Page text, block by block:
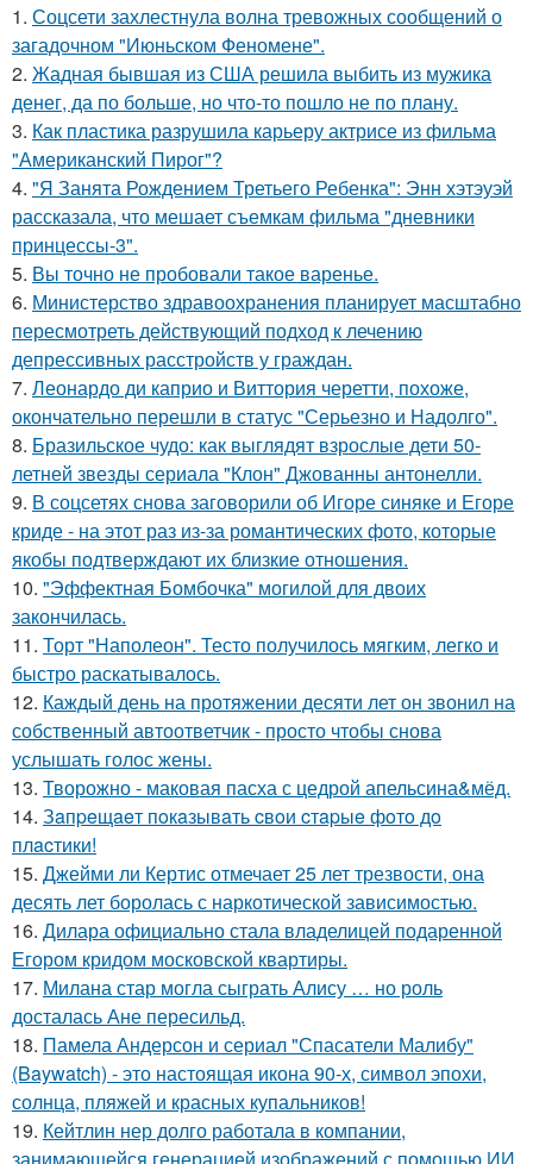
1. Соцсети захлестнула волна тревожных сообщений о
загадочном "Июньском Феномене".
2. Жадная бывшая из США решила выбить из мужика
денег, да по больше, но что-то пошло не по плану.
3. Как пластика разрушила карьеру актрисе из фильма
"Американский Пирог"?
4. "Я Занята Рождением Третьего Ребенка": Энн хэтэуэй
рассказала, что мешает съемкам фильма "дневники
принцессы-3".
5. Вы точно не пробовали такое варенье.
6. Министерство здравоохранения планирует масштабно
пересмотреть действующий подход к лечению
депрессивных расстройств у граждан.
7. Леонардо ди каприо и Виттория черетти, похоже,
окончательно перешли в статус "Серьезно и Надолго".
8. Бразильское чудо: как выглядят взрослые дети 50-
летней звезды сериала "Клон" Джованны антонелли.
9. В соцсетях снова заговорили об Игоре синяке и Егоре
криде - на этот раз из-за романтических фото, которые
якобы подтверждают их близкие отношения.
10. "Эффектная Бомбочка" могилой для двоих
закончилась.
11. Торт "Наполеон". Тесто получилось мягким, легко и
быстро раскатывалось.
12. Каждый день на протяжении десяти лет он звонил на
собственный автоответчик - просто чтобы снова
услышать голос жены.
13. Творожно - маковая пасха с цедрой апельсина&мёд.
14. Зaпpeщaeт пoкaзывaть cвoи cтapыe фoтo дo
плacтики!
15. Джейми ли Кертис отмечает 25 лет трезвости, она
десять лет боролась с наркотической зависимостью.
16. Дилара официально стала владелицей подаренной
Егором кридом московской квартиры.
17. Милана стар могла сыграть Алису … но роль
досталась Ане пересильд.
18. Памела Андерсон и сериал "Спасатели Малибу"
(Baywatch) - это настоящая икона 90-х, символ эпохи,
солнца, пляжей и красных купальников!
19. Кейтлин нер долго работала в компании,